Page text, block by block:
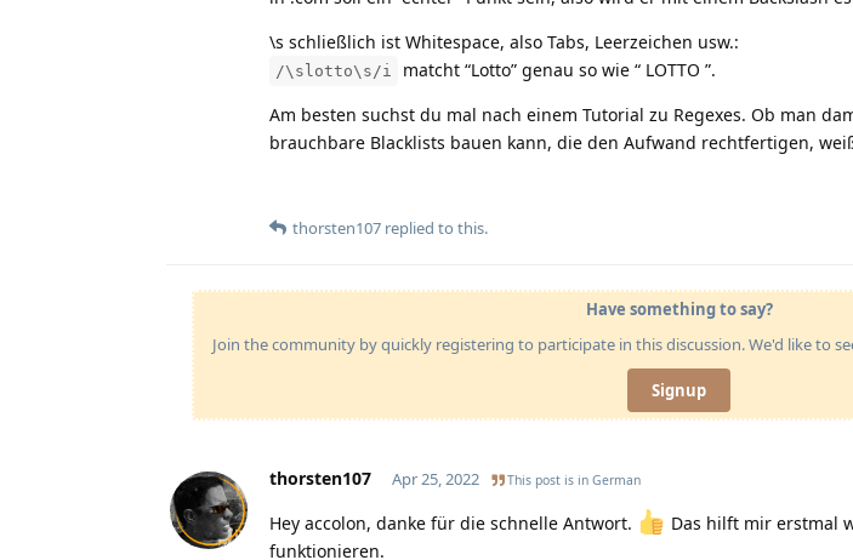
\s schließlich ist Whitespace, also Tabs, Leerzeichen usw.:
/\slotto\s/i
matcht “Lotto” genau so wie “ LOTTO ”.
Am besten suchst du mal nach einem Tutorial zu Regexes. Ob man
brauchbare Blacklists bauen kann, die den Aufwand rechtfertigen,
thorsten107 replied to this.
Have something to say?
Join the community by quickly registering to participate in this discussion. We'd like to
Signup
thorsten107 Apr 25, 2022 This post is in German
Hey accolon, danke für die schnelle Antwort.
Das hilft mir erstmal
funktionieren.